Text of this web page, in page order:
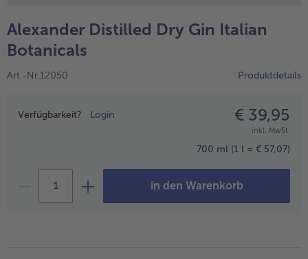
alle Obst
Brot & Gebäck
alle Confiserie & Feinkost
Wein & Spirituosen
Alexander Distilled Dry Gin Italian
Botanicals
Art.-Nr.12050 Produktdetails
Preisangabe
Verfügbarkeit? Login € 39,95
inkl. MwSt.
700 ml (1 l = € 57,07)
in den Warenkorb